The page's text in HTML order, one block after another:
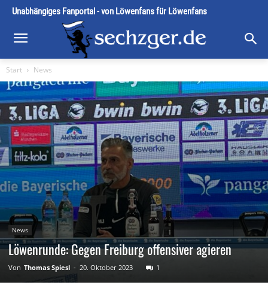
Unabhängiges Fanportal - von Löwenfans für Löwenfans
Start News
News
Löwenrunde: Gegen Freiburg offensiver agieren
Von Thomas Spiesl - 20. Oktober 2023 1